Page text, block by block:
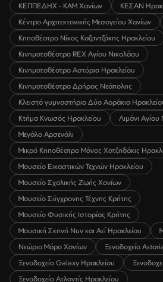
ΚΕΠΠΕΔΗΧ - ΚΑΜ Χανίων
ΚΕΣΑΝ
Κέντρο Αρχιτεκτονικής Μεσογείου Χανίων
Κηποθέατρο Νίκος Καζαντζάκης Ηρακλείου
Κινηματοθέατρο REX Αγίου Νικολάου
Κινηματοθέατρο Αστόρια Ηρακλείου
Κινηματοθέατρο Δρήρος Νεάπολης
Κλειστό γυμναστήριο Δύο Αοράκια
Κτήμα Κνωσός Ηρακλείου
Λιμάνι Αγίου
Μεγάλο Αρσενάλι
Μικρό Κηποθέατρο Μάνος Χατζηδάκις
Μουσείο Εικαστικών Τεχνών Ηρακλείου
Μουσείο Σχολικής Ζωής Χανίων
Μουσείο Σύγχρονης Τέχνης Κρήτης
Μουσείο Φυσικής Ιστορίας Κρήτης
Μουσική Σκηνή Νυν και Αεί Ηρακλείου
Νεώριο Μόρο Χανίων
Ξενοδοχείο
Ξενοδοχείο Galaxy Ηρακλείου
Ξενοδοχείο Ατλαντίς Ηρακλείου